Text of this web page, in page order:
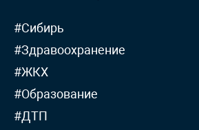
#Сибирь
#Здравоохранение
#ЖКХ
#Образование
#ДТП